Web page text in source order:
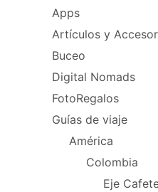
Apps
Artículos y
Buceo
Digital Nomads
FotoRegalos
Guías de viaje
América
Colombia
Eje